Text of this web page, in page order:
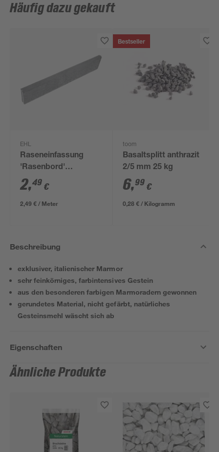
Häufig dazu gekauft
EHL
Raseneinfassung
'Rasenbord'
beidseitig abgerundet
5 x 25 x 100 cm grau
2,49 €
2,49 € / Meter
Bestseller
toom
Basaltsplitt anthrazit
2/5 mm 25 kg
6,99 €
0,28 € / Kilogramm
Beschreibung
exklusiver, italienischer Marmor
sehr feinkörniges, farbintensives Gestein
aus den besonderen farbigen Marmoradern gewonnen
gerundetes Material, nicht gefärbt, natürliches
Gesteinsmehl wäscht sich ab
Eigenschaften
Ähnliche Produkte